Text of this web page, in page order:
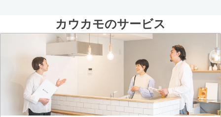
カウカモのサービス